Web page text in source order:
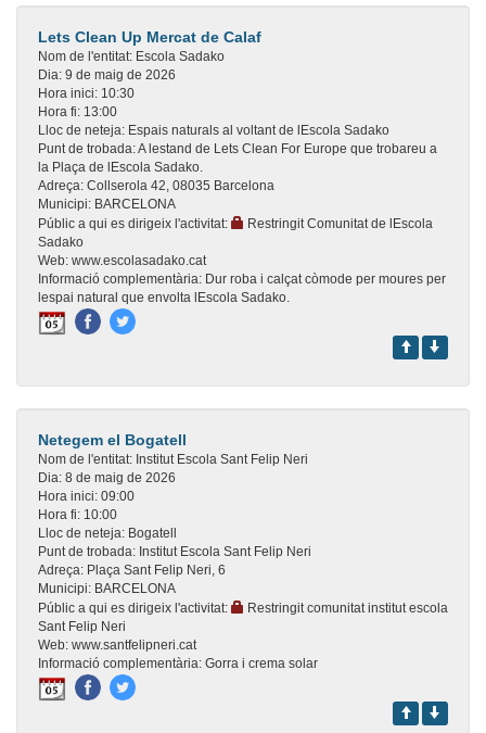
Lets Clean Up Mercat de Calaf
Nom de l'entitat: Escola Sadako
Dia: 9 de maig de 2026
Hora inici: 10:30
Hora fi: 13:00
Lloc de neteja: Espais naturals al voltant de lEscola Sadako
Punt de trobada:A lestand de Lets Clean For Europe que trobareu a
la Plaça de lEscola Sadako.
Adreça: Collserola 42, 08035 Barcelona
Municipi: BARCELONA
Públic a qui es dirigeix l'activitat:
Restringit Comunitat de lEscola
Sadako
Web: www.escolasadako.cat
Informació complementària: Dur roba i calçat còmode per moures per
lespai natural que envolta lEscola Sadako.
Netegem el Bogatell
Nom de l'entitat: Institut Escola Sant Felip Neri
Dia: 8 de maig de 2026
Hora inici: 09:00
Hora fi: 10:00
Lloc de neteja: Bogatell
Punt de trobada: Institut Escola Sant Felip Neri
Adreça: Plaça Sant Felip Neri, 6
Municipi: BARCELONA
Públic a qui es dirigeix l'activitat:
Restringit comunitat institut escola
Sant Felip Neri
Web: www.santfelipneri.cat
Informació complementària: Gorra i crema solar